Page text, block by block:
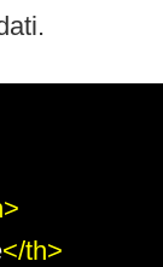
</th>